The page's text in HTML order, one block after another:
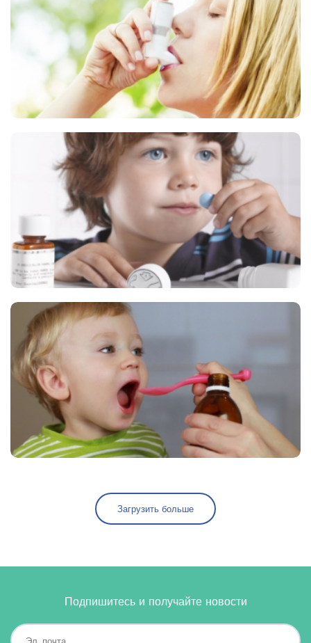
Загрузить больше
Подпишитесь и получайте новости